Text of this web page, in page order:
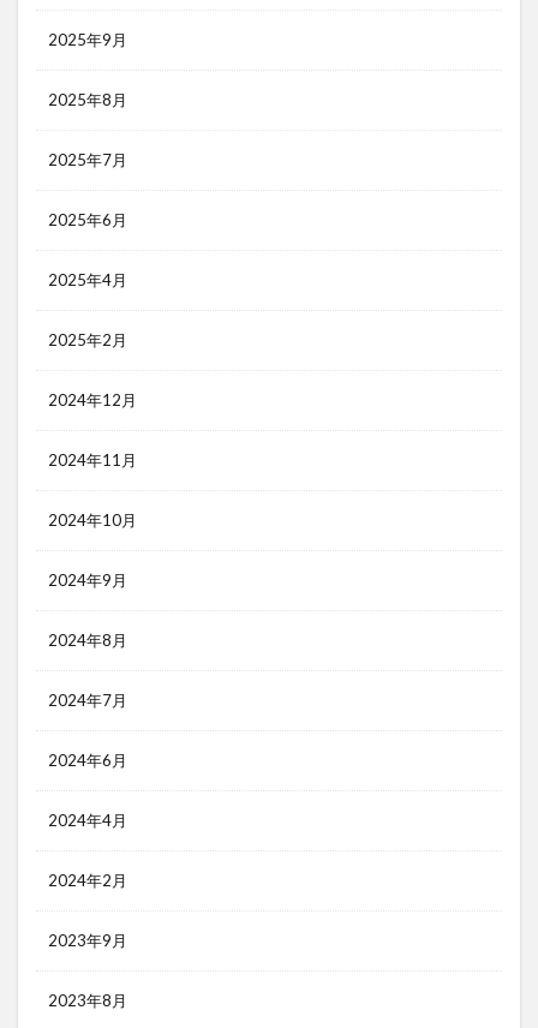
2025年9月
2025年8月
2025年7月
2025年6月
2025年4月
2025年2月
2024年12月
2024年11月
2024年10月
2024年9月
2024年8月
2024年7月
2024年6月
2024年4月
2024年2月
2023年9月
2023年8月